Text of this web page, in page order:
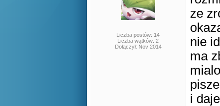
Liczba postów: 14
Liczba wątków: 2
Dołączył: Nov 2014
ze
nie
ma
i